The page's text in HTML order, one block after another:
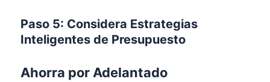
Paso 5: Considera Estrategias
Inteligentes de Presupuesto
Ahorra por Adelantado